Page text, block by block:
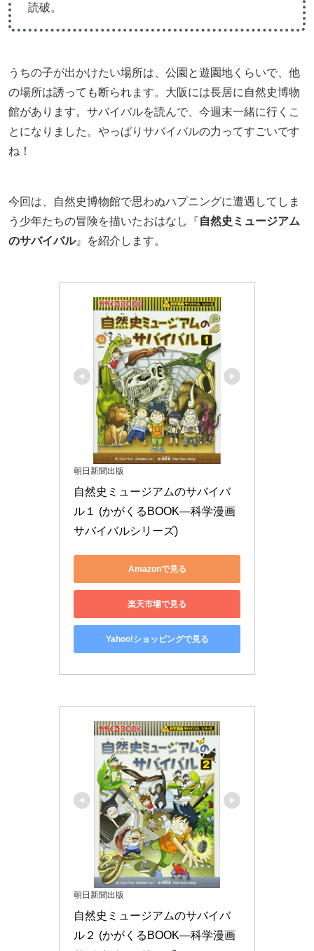
読破。
うちの子が出かけたい場所は、公園と遊園地くらいで、他
の場所は誘っても断られます。大阪には長居に自然史博物
館があります。サバイバルを読んで、今週末一緒に行くこ
とになりました。やっぱりサバイバルの力ってすごいです
ね！
今回は、自然史博物館で思わぬハプニングに遭遇してしま
う少年たちの冒険を描いたおはなし『自然史ミュージアム
のサバイバル』を紹介します。
朝日新聞出版
自然史ミュージアムのサバイバ
ル１ (かがくるBOOK―科学漫画
サバイバルシリーズ)
Amazonで見る
楽天市場で見る
Yahoo!ショッピングで見る
朝日新聞出版
自然史ミュージアムのサバイバ
ル２ (かがくるBOOK―科学漫画